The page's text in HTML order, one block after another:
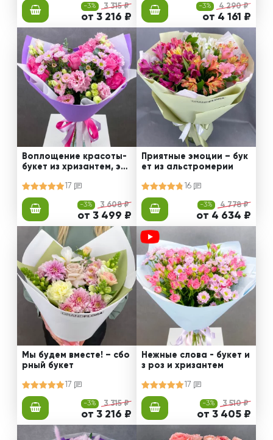
-3% 3 315 ₽
от 3 216 ₽
-3% 4 290 ₽
от 4 161 ₽
Воплощение красоты-
букет из хризантем, эус
17
-3% 3 608 ₽
от 3 499 ₽
Приятные эмоции – бук
ет из альстромерии
16
-3% 4 778 ₽
от 4 634 ₽
Мы будем вместе! – сбо
рный букет
17
-3% 3 315 ₽
от 3 216 ₽
Нежные слова - букет и
з роз и хризантем
17
-3% 3 510 ₽
от 3 405 ₽